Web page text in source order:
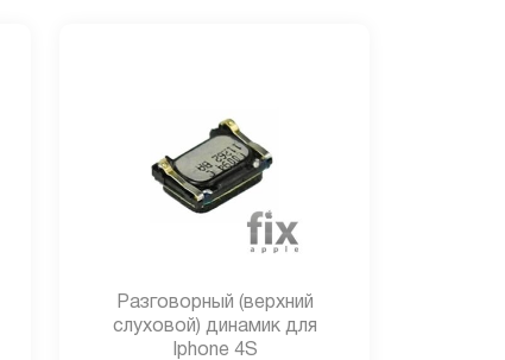
Разговорный (верхний
слуховой) динамик для
Iphone 4S